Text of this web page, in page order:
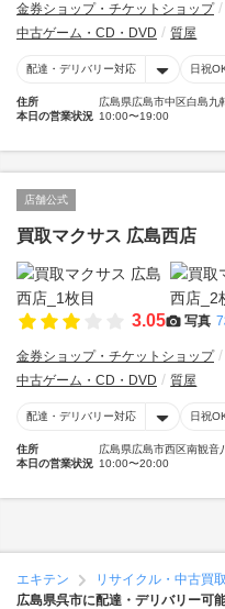
金券ショップ・チケットショップ
中古ゲーム・CD・DVD
質屋
配達・デリバリー対応 日祝
住所
広島県広島市中区白島九
本日の営業状況 10:00〜19:00
店舗公式
買取マクサス 広島西店
3.05 写真
金券ショップ・チケットショップ
中古ゲーム・CD・DVD
質屋
配達・デリバリー対応 日祝
住所
広島県広島市西区南観音
本日の営業状況 10:00〜20:00
エキテン リサイクル・中古買
広島県呉市に配達・デリバリー可